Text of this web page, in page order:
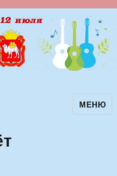
авторскойМЕНЮ